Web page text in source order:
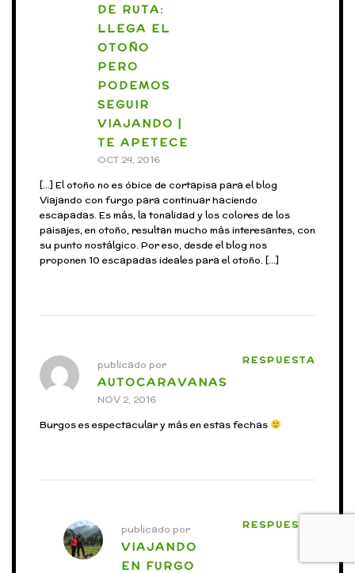
DE RUTA:
LLEGA EL
OTOÑO
PERO
PODEMOS
SEGUIR
VIAJANDO |
TE APETECE
OCT 24, 2016
[…] El otoño no es óbice de cortapisa para el blog
Viajando con furgo para continuar haciendo
escapadas. Es más, la tonalidad y los colores de los
paisajes, en otoño, resultan mucho más interesantes, con
su punto nostálgico. Por eso, desde el blog nos
proponen 10 escapadas ideales para el otoño. […]
publicado por
AUTOCARAVANAS
NOV 2, 2016
RESPUESTA
Burgos es espectacular y más en estas fechas
publicado por
VIAJANDO
EN FURGO
RESPUESTA